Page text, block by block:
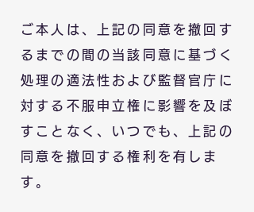
ご本人は、上記の同意を撤回す
るまでの間の当該同意に基づく
処理の適法性および監督官庁に
対する不服申立権に影響を及ぼ
すことなく、いつでも、上記の
同意を撤回する権利を有しま
す。